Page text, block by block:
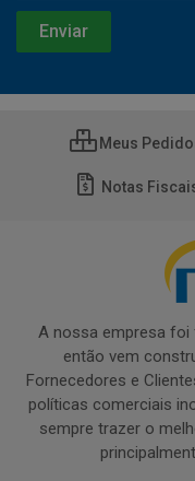
Meus
Notas
A nossa empresa foi
então vem
Fornecedores e
políticas comerciais
sempre trazer o